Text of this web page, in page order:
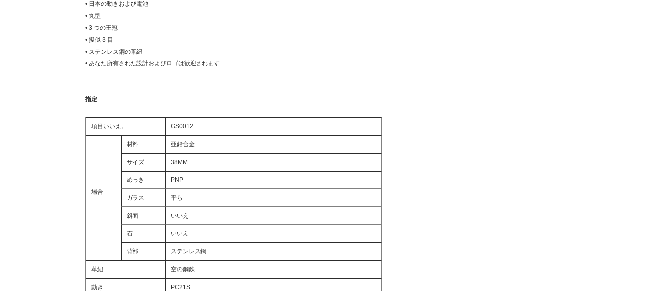
• 日本の動きおよび電池
• 丸型
• 3 つの王冠
• 擬似 3 目
• ステンレス鋼の革紐
• あなた所有された設計およびロゴは歓迎されます
指定
項目いいえ。 GS0012
場合
材料 亜鉛合金
サイズ 38MM
めっき PNP
ガラス 平ら
斜面 いいえ
石 いいえ
背部 ステンレス鋼
革紐 空の鋼鉄
動き PC21S